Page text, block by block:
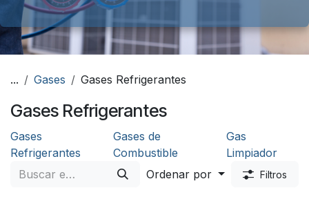
... Gases Gases Refrigerantes
Gases Refrigerantes
Gases
Refrigerantes
Gases de
Combustible
Gas
Limpiador
Ordenar por
Filtros